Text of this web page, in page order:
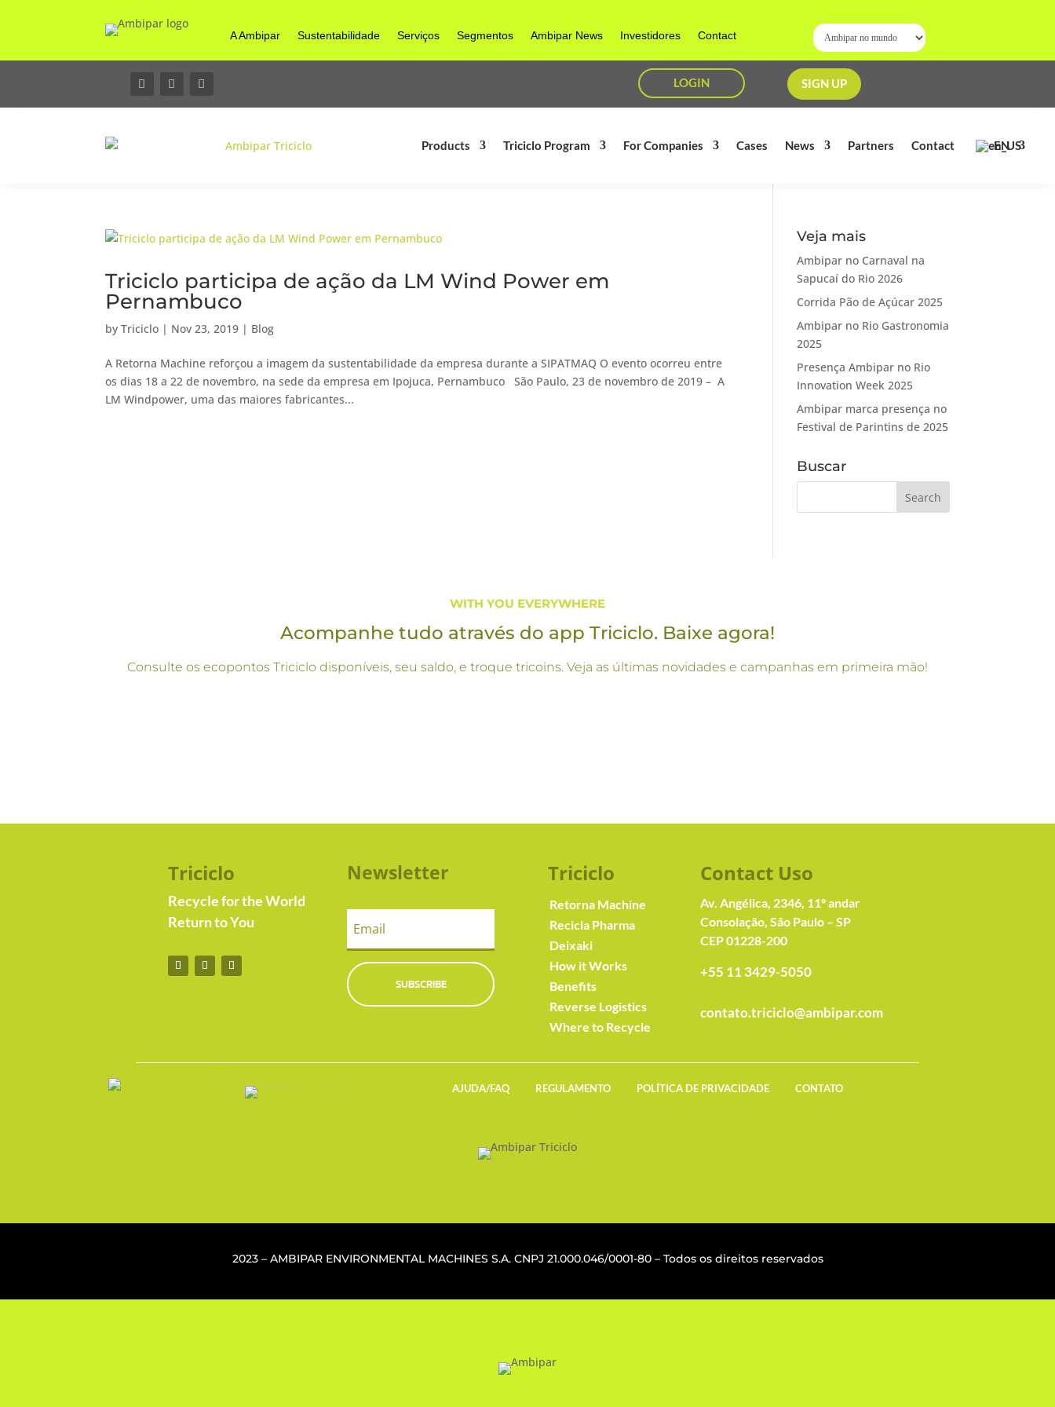
A Ambipar Sustentabilidade Serviços Segmentos Ambipar News Investidores Contact
LOGIN SIGN UP
Products Triciclo Program For Companies Cases News Partners Contact EN
Triciclo participa de ação da LM Wind Power em
Pernambuco
byTriciclo | Nov 23, 2019 | Blog
A Retorna Machine reforçou a imagem da sustentabilidade da empresa durante a SIPATMAQ O evento ocorreu entre
os dias 18 a 22 de novembro, na sede da empresa em Ipojuca, Pernambuco São Paulo, 23 de novembro de 2019 – A
LM Windpower, uma das maiores fabricantes...
Veja mais
Ambipar no Carnaval na
Sapucaí do Rio 2026
Corrida Pão de Açúcar 2025
Ambipar no Rio Gastronomia
2025
Presença Ambipar no Rio
Innovation Week 2025
Ambipar marca presença no
Festival de Parintins de 2025
Buscar
WITH YOU EVERYWHERE
Acompanhe tudo através do app Triciclo. Baixe agora!
Consulte os ecopontos Triciclo disponíveis, seu saldo, e troque tricoins. Veja as últimas novidades e campanhas em primeira mão!
Triciclo
Recycle for the World
Return to You
Newsletter
SUBSCRIBE
Triciclo
Retorna Machine
Recicla Pharma
Deixaki
How it Works
Benefits
Reverse Logistics
Where to Recycle
Contact Uso
Av. Angélica, 2346, 11º andar
Consolação, São Paulo – SP
CEP 01228-200
+55 11 3429-5050
contato.triciclo@ambipar.com
AJUDA/FAQ REGULAMENTO POLÍTICA DE PRIVACIDADE CONTATO
2023 – AMBIPAR ENVIRONMENTAL MACHINES S.A. CNPJ 21.000.046/0001-80– Todos os direitos reservados